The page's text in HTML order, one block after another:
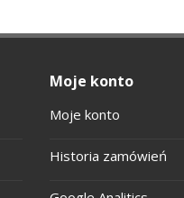
Moje konto
Moje konto
Historia zamówień